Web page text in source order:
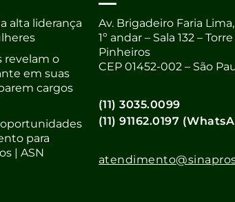
alta liderança
revelam o
em suas
cargos
para
| ASN
Av. Brigadeiro Faria
1º andar – Sala 132 –
Pinheiros
CEP 01452-002 – São
(11) 3035.0099
(11) 91162.0197